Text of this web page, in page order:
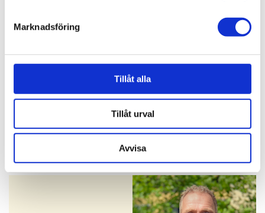
Marknadsföring
Tillåt alla
Tillåt urval
Avvisa
DIAGNOS: UNG
”Du är bara 29, vet du hur ovanligt det är att
få bröstcancer?” ”Sjukvården berättade
nästintill ingenting för mig som...
Läs mer